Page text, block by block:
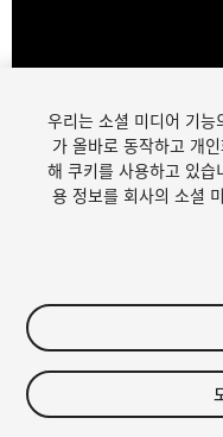
$5
세금/부가세는 결제 시 반영됩
우리는 소셜 미디어 기능
가 올바로 동작하고 개
해 쿠키를 사용하고 있
용 정보를 회사의 소셜